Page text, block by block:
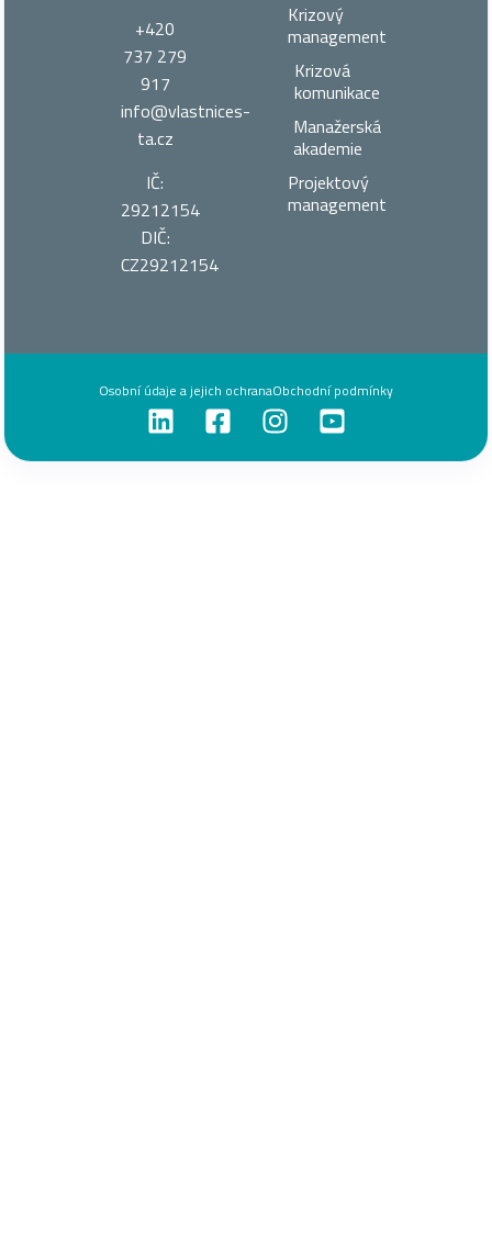
Krizový
management
Krizová
komunikace
Manažerská
akademie
Projektový
management
+420
737 279
917
info@vlastnices­
ta.cz
IČ:
29212154
DIČ:
CZ29212154
Osobní údaje a jejich ochranaObchodní podmínky